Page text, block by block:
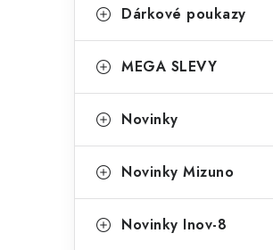
Dárkové poukazy
MEGA SLEVY
Novinky
Novinky Mizuno
Novinky Inov-8